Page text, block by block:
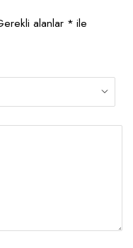
alanlar * ile